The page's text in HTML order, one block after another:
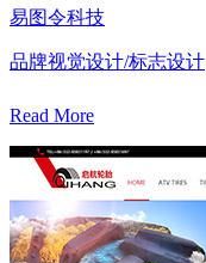
易图令科技
品牌视觉设计/标志设计
Read More